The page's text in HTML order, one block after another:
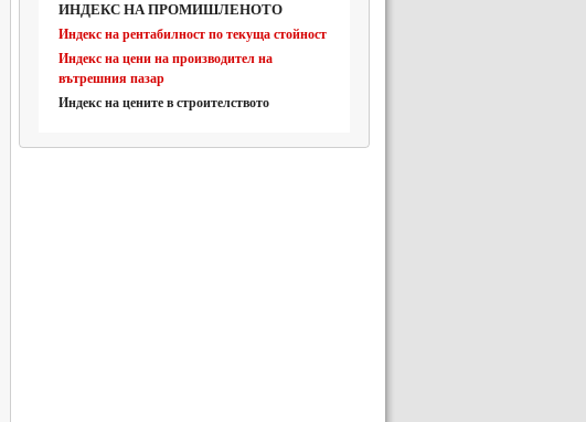
ИНДЕКС НА ПРОМИШЛЕНОТО
Индекс на рентабилност по текуща стойност
Индекс на цени на производител на
вътрешния пазар
Индекс на цените в строителството